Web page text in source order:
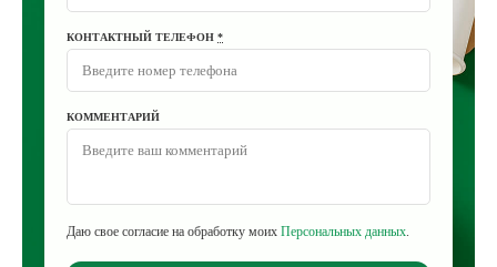
КОНТАКТНЫЙ ТЕЛЕФОН *
КОММЕНТАРИЙ
Даю свое согласие на обработку моих Персональных данных.